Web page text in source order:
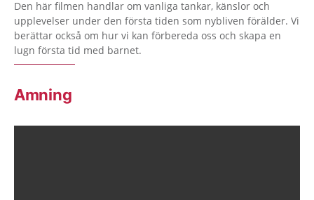
Den här filmen handlar om vanliga tankar, känslor och
upplevelser under den första tiden som nybliven förälder. Vi
berättar också om hur vi kan förbereda oss och skapa en
lugn första tid med barnet.
Amning